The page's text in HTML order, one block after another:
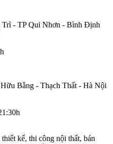
Trì - TP Qui Nhơn - Bình Định
Bằng - Thạch Thất - Hà Nội
kế, thi công nội thất, bán